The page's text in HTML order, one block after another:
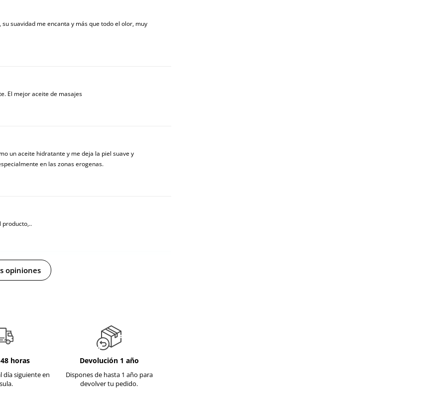
suavidad me encanta y más que todo el olor, muy
El mejor aceite de masajes
un aceite hidratante y me deja la piel suave y
en las zonas erogenas.
producto,..
opiniones
horas
día siguiente en
Devolución 1 año
Dispones de hasta 1 año para
devolver tu pedido.